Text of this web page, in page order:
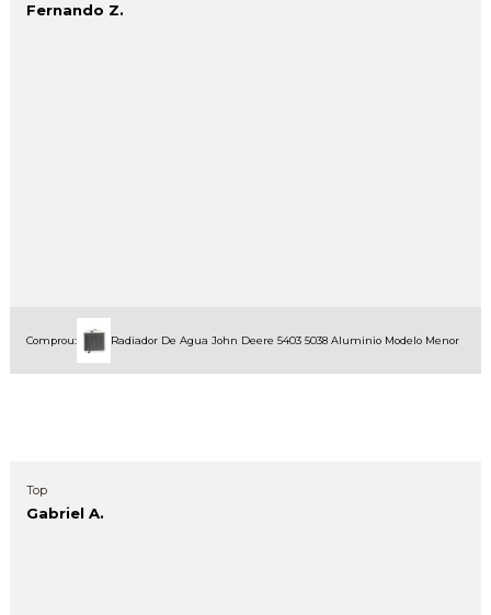
Fernando Z.
Comprou: Radiador De Agua John Deere 5403 5038 Aluminio Modelo Menor
Top
Gabriel A.